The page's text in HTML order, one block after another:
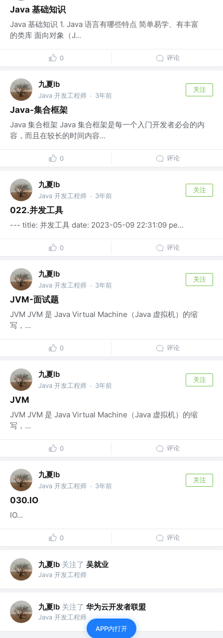
Java 基础知识
Java 基础知识 1. Java 语言有哪些特点 简单易学、有丰富
的类库 面向对象（J...
0 评论
九夏lb
Java 开发工程师 · 3年前
关注
Java-集合框架
Java 集合框架 Java 集合框架是每一个入门开发者必会的内
容，而且在较长的时间内容...
0 评论
九夏lb
Java 开发工程师 · 3年前
关注
022.并发工具
--- title: 并发工具 date: 2023-05-09 22:31:09 pe...
0 评论
九夏lb
Java 开发工程师 · 3年前
关注
JVM-面试题
JVM JVM 是 Java Virtual Machine（Java 虚拟机）的缩
写，...
0 评论
九夏lb
Java 开发工程师 · 3年前
关注
JVM
JVM JVM 是 Java Virtual Machine（Java 虚拟机）的缩
写，...
0 评论
九夏lb
Java 开发工程师 · 3年前
关注
030.IO
IO...
0 评论
九夏lb 关注了 吴就业
Java 开发工程师
九夏lb 关注了 华为云开发者联盟
Java 开发工程师
APP内打开